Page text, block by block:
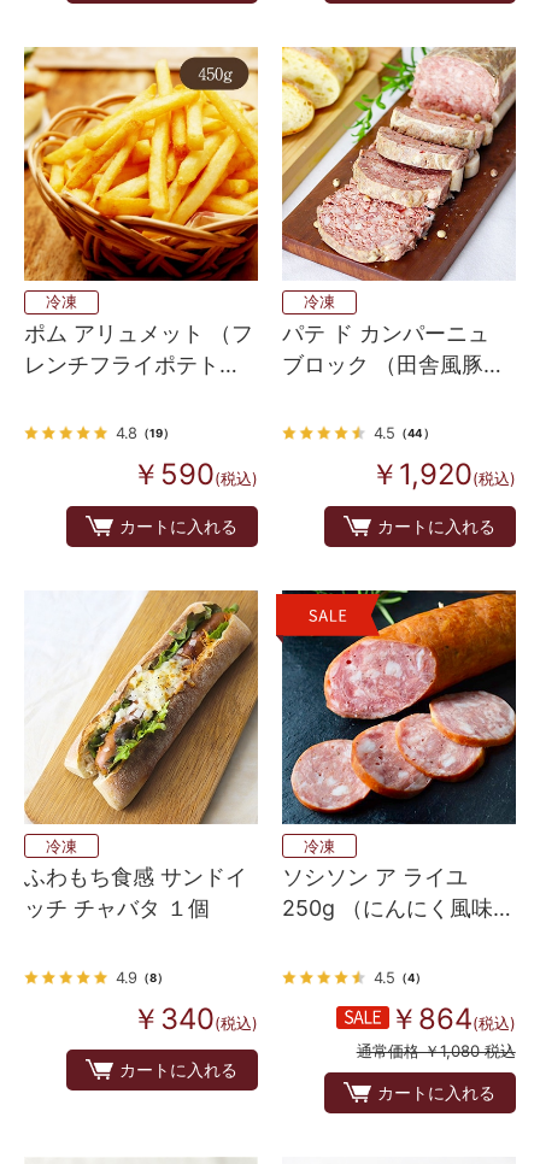
冷凍
ポム アリュメット （フ
レンチフライポテト）
4.8 （19）
￥590(税込)
カートに入れる
冷凍
パテ ド カンパーニュ
ブロック （田舎風豚肉
4.5 （44）
￥1,920(税込)
カートに入れる
冷凍
ふわもち食感 サンドイ
ッチ チャバタ １個
4.9 （8）
￥340(税込)
カートに入れる
冷凍
ソシソン ア ライユ
250g （にんにく風味の
4.5 （4）
￥864(税込)
通常価格 ￥1,080 税込
カートに入れる